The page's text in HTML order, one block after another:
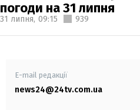
погоди на 31 липня
31 липня, 09:15 939
E-mail редакції
news24@24tv.com.ua